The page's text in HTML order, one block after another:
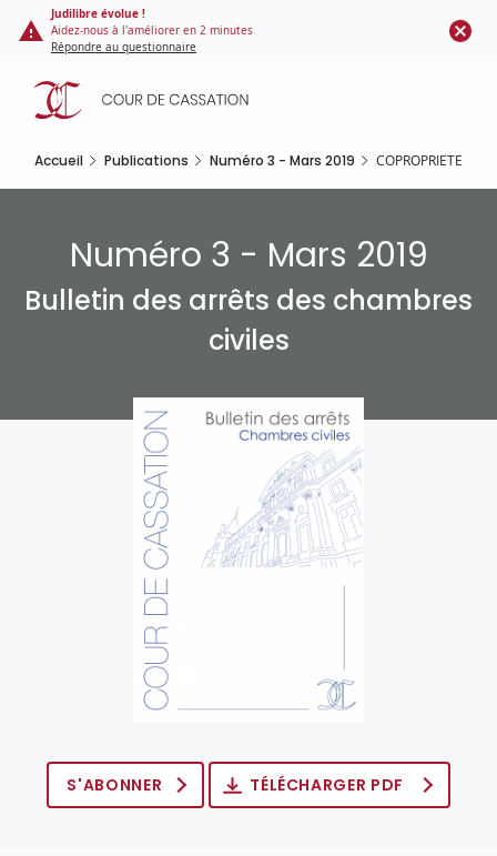
Panneau de gestion des cookies
contenu
principal
Judilibre évolue !
Aidez-nous à l'améliorer en 2 minutes
Répondre au questionnaire
Accueil Publications Numéro 3 - Mars 2019 COPROPRIETE
Numéro 3 - Mars 2019
Bulletin des arrêts des chambres
civiles
S'ABONNER TÉLÉCHARGER PDF